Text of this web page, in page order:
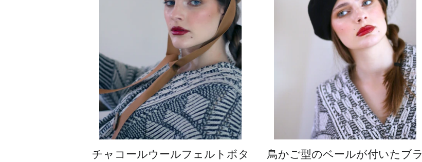
チャコールウールフェルトボタ
鳥かご型のベールが付いたブラ